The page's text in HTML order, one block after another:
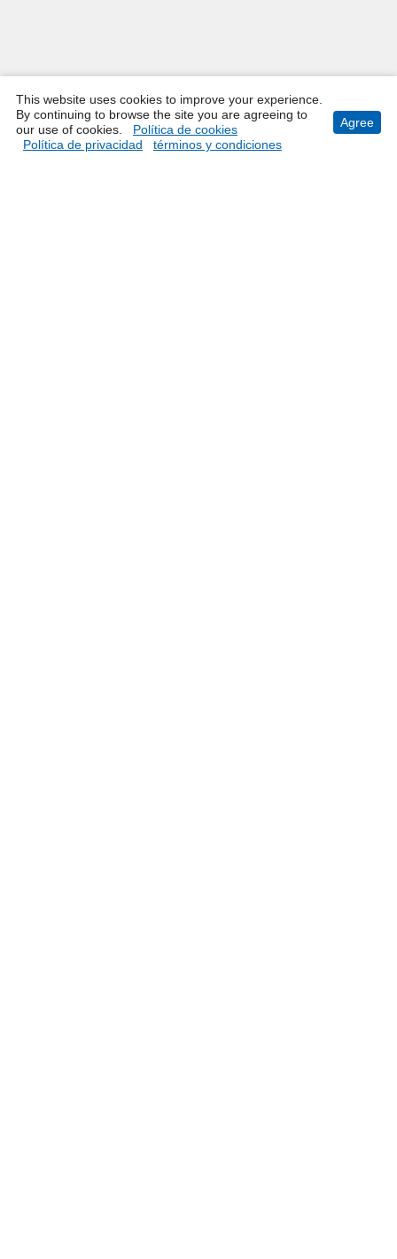
This website uses cookies to improve your experience.
By continuing to browse the site you are agreeing to
our use of cookies.
Política de cookies
Política de privacidad
términos y condiciones
Agree